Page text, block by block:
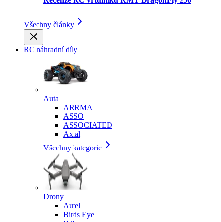
Všechny články
RC náhradní díly
Auta
ARRMA
ASSO
ASSOCIATED
Axial
Všechny kategorie
Drony
Autel
Birds Eye